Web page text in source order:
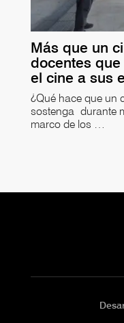
Más que un
docentes
el cine a sus
¿Qué hace que un
sostenga durante
marco de los …